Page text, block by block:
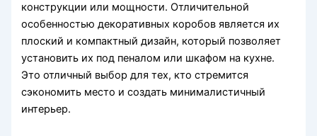
конструкции или мощности. Отличительной
особенностью декоративных коробов является их
плоский и компактный дизайн, который позволяет
установить их под пеналом или шкафом на кухне.
Это отличный выбор для тех, кто стремится
сэкономить место и создать минималистичный
интерьер.